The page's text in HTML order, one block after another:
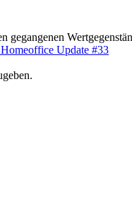
gegangenen
Update #33